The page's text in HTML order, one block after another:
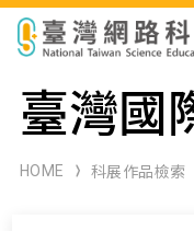
科展作品檢索
科學研習月刊
臺灣國
HOME 科展作品檢索